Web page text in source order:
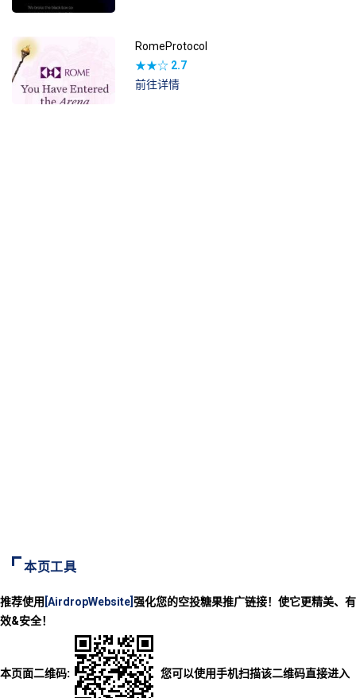
RomeProtocol
★★☆ 2.7
前往详情
本页工具
推荐使用 [AirdropWebsite] 强化您的空投糖果推广链接！使它更精美、有
效&安全！
本页面二维码: 您可以使用手机扫描该二维码直接进入